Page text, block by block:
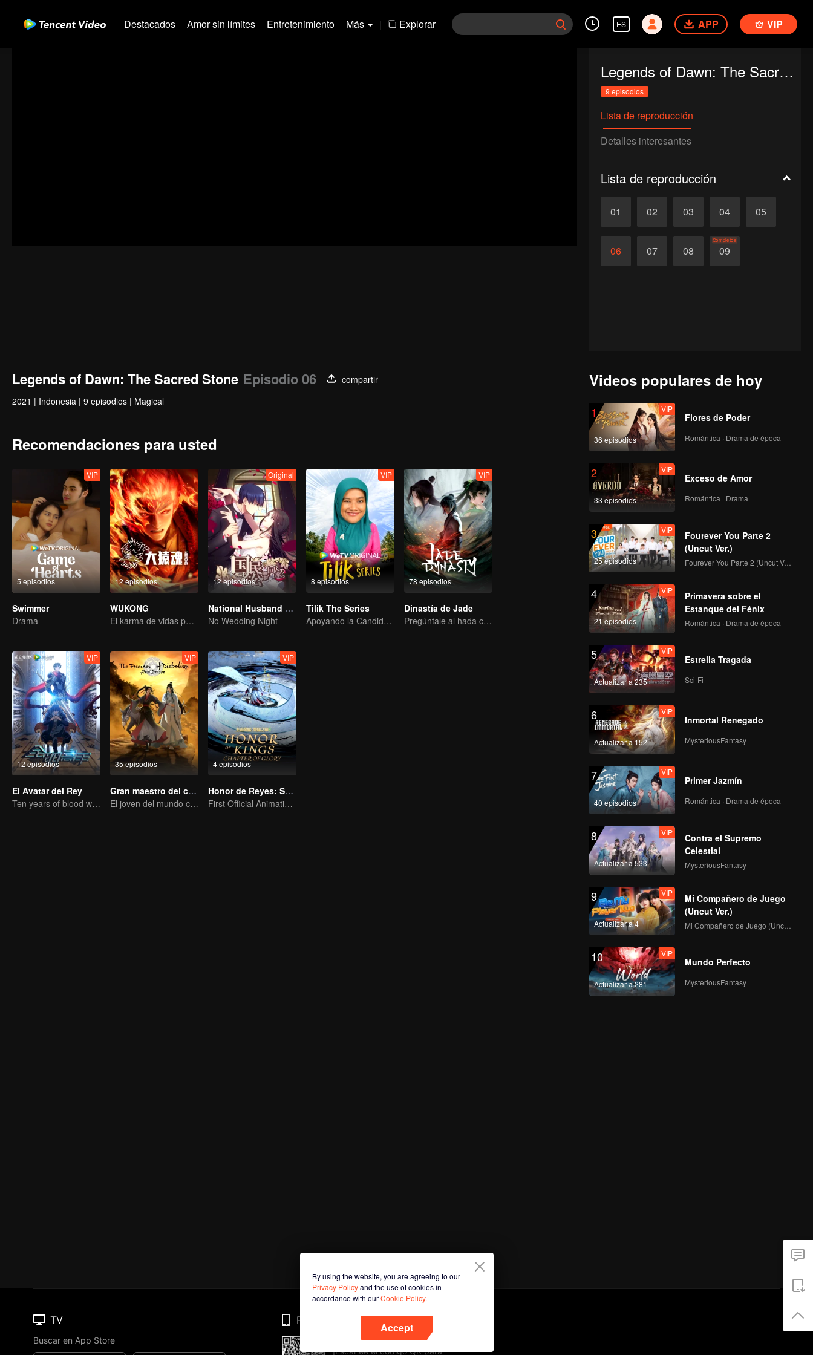
Destacados Amor sin límites Entretenimiento Más | Explorar ES APP VIP
Legends of Dawn: The Sacred Stone
9 episodios
Lista de reproducción
Detalles interesantes
Lista de reproducción
01 02 03 04 05
06 07 08 09
Completos
Legends of Dawn: The Sacred Stone Episodio 06
compartir
2021 | Indonesia | 9 episodios | Magical
Recomendaciones para usted
5 episodios
VIP
Swimmer
Drama
12 episodios
WUKONG
El karma de vidas pasadas está destinado a destrozar los cielos.
12 episodios
Original
National Husband Bring Home SS1
No Wedding Night
8 episodios
VIP
Tilik The Series
Apoyando la Candidatura de Mi Esposo para Jefe del Pueblo
78 episodios
VIP
Dinastía de Jade
Pregúntale al hada con mi espada, ¿Cómo practico sin distracciones?
12 episodios
VIP
El Avatar del Rey
Ten years of blood writing esports brilliant
35 episodios
VIP
Gran maestro del cultivo demoníaco
El joven del mundo celestial erradica males por el pueblo
4 episodios
VIP
Honor de Reyes: Sueño Eterno
First Official Animation of Honor of Kings
Videos populares de hoy
1
36 episodios
VIP
Flores de Poder
Romántica · Drama de época
2
33 episodios
VIP
Exceso de Amor
Romántica · Drama
3
25 episodios
VIP
Fourever You Parte 2
(Uncut Ver.)
Fourever You Parte 2 (Uncut Ver.)
4
21 episodios
VIP
Primavera sobre el
Estanque del Fénix
Romántica · Drama de época
5
Actualizar a 235
VIP
Estrella Tragada
Sci-Fi
6
Actualizar a 152
VIP
Inmortal Renegado
MysteriousFantasy
7
40 episodios
VIP
Primer Jazmín
Romántica · Drama de época
8
Actualizar a 533
VIP
Contra el Supremo
Celestial
MysteriousFantasy
9
Actualizar a 4
VIP
Mi Compañero de Juego
(Uncut Ver.)
Mi Compañero de Juego (Uncut Ver.)
10
Actualizar a 281
VIP
Mundo Perfecto
MysteriousFantasy
By using the website, you are agreeing to our
Privacy Policyand the use of cookies in
accordance with ourCookie Policy.
Accept
TV
Buscar en App Store
Phone
¡Escanee el código QR para